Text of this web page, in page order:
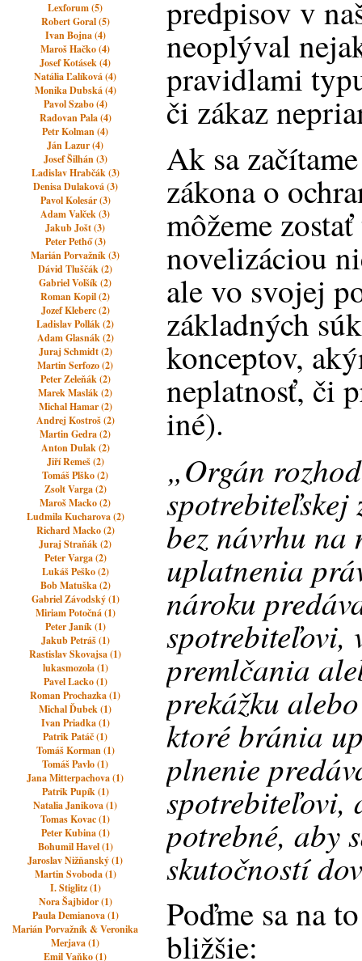
Lexforum (5)
Robert Goral (5)
Ivan Bojna (4)
Maroš Hačko (4)
Josef Kotásek (4)
Natália Ľalíková (4)
Monika Dubská (4)
Pavol Szabo (4)
Radovan Pala (4)
Petr Kolman (4)
Ján Lazur (4)
Josef Šilhán (3)
Ladislav Hrabčák (3)
Denisa Dulaková (3)
Pavol Kolesár (3)
Adam Valček (3)
Jakub Jošt (3)
Peter Pethő (3)
Marián Porvažník (3)
Dávid Tluščák (2)
Gabriel Volšík (2)
Roman Kopil (2)
Jozef Kleberc (2)
Ladislav Pollák (2)
Adam Glasnák (2)
Juraj Schmidt (2)
Martin Serfozo (2)
Peter Zeleňák (2)
Marek Maslák (2)
Michal Hamar (2)
Andrej Kostroš (2)
Martin Gedra (2)
Anton Dulak (2)
Jiří Remeš (2)
Tomáš Plško (2)
Zsolt Varga (2)
Maroš Macko (2)
Ludmila Kucharova (2)
Richard Macko (2)
Juraj Straňák (2)
Peter Varga (2)
Lukáš Peško (2)
Bob Matuška (2)
Gabriel Závodský (1)
Miriam Potočná (1)
Peter Janík (1)
Jakub Petráš (1)
Rastislav Skovajsa (1)
lukasmozola (1)
Pavel Lacko (1)
Roman Prochazka (1)
Michal Ďubek (1)
Ivan Priadka (1)
Patrik Patáč (1)
Tomáš Korman (1)
Tomáš Pavlo (1)
Jana Mitterpachova (1)
Patrik Pupík (1)
Natalia Janikova (1)
Tomas Kovac (1)
Peter Kubina (1)
Bohumil Havel (1)
Jaroslav Nižňanský (1)
Martin Svoboda (1)
I. Stiglitz (1)
Nora Šajbidor (1)
Paula Demianova (1)
Marián Porvažník & Veronika
Merjava (1)
Emil Vaňko (1)
predpisov v
neoplýval
pravidlami
či zákaz
Ak sa
zákona o
môžeme
novelizáciou
ale vo svojej
základných
konceptov,
neplatnosť, či
iné).
„Orgán
bez návrhu na
uplatnenia
nároku
spotrebiteľovi,
premlčania
prekážku
ktoré bránia
plnenie
spotrebiteľovi,
potrebné, aby
skutočností
Poďme sa na
bližšie: